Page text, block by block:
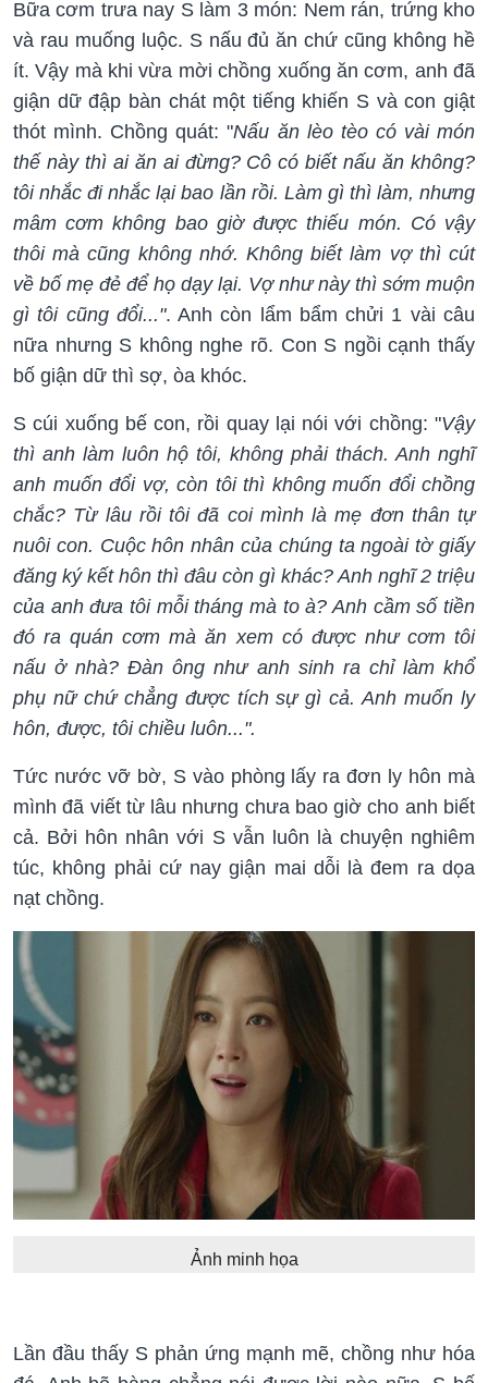
Bữa cơm trưa nay S làm 3 món: Nem rán, trứng kho
và rau muống luộc. S nấu đủ ăn chứ cũng không hề
ít. Vậy mà khi vừa mời chồng xuống ăn cơm, anh đã
giận dữ đập bàn chát một tiếng khiến S và con giật
thót mình. Chồng quát: "Nấu ăn lèo tèo có vài món
thế này thì ai ăn ai đừng? Cô có biết nấu ăn không?
tôi nhắc đi nhắc lại bao lần rồi. Làm gì thì làm, nhưng
mâm cơm không bao giờ được thiếu món. Có vậy
thôi mà cũng không nhớ. Không biết làm vợ thì cút
về bố mẹ đẻ để họ dạy lại. Vợ như này thì sớm muộn
gì tôi cũng đổi...". Anh còn lẩm bẩm chửi 1 vài câu
nữa nhưng S không nghe rõ. Con S ngồi cạnh thấy
bố giận dữ thì sợ, òa khóc.
S cúi xuống bế con, rồi quay lại nói với chồng: "Vậy
thì anh làm luôn hộ tôi, không phải thách. Anh nghĩ
anh muốn đổi vợ, còn tôi thì không muốn đổi chồng
chắc? Từ lâu rồi tôi đã coi mình là mẹ đơn thân tự
nuôi con. Cuộc hôn nhân của chúng ta ngoài tờ giấy
đăng ký kết hôn thì đâu còn gì khác? Anh nghĩ 2 triệu
của anh đưa tôi mỗi tháng mà to à? Anh cầm số tiền
đó ra quán cơm mà ăn xem có được như cơm tôi
nấu ở nhà? Đàn ông như anh sinh ra chỉ làm khổ
phụ nữ chứ chẳng được tích sự gì cả. Anh muốn ly
hôn, được, tôi chiều luôn...".
Tức nước vỡ bờ, S vào phòng lấy ra đơn ly hôn mà
mình đã viết từ lâu nhưng chưa bao giờ cho anh biết
cả. Bởi hôn nhân với S vẫn luôn là chuyện nghiêm
túc, không phải cứ nay giận mai dỗi là đem ra dọa
nạt chồng.
Ảnh minh họa
Lần đầu thấy S phản ứng mạnh mẽ, chồng như hóa